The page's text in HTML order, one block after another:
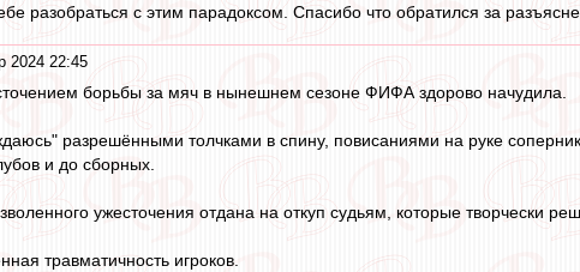
разобраться с этим парадоксом. Спасибо что обратился за
2024 22:45
борьбы за мяч в нынешнем сезоне ФИФА здорово начудила.
разрешёнными толчками в спину, повисаниями на руке
и до сборных.
ужесточения отдана на откуп судьям, которые творчески
травматичность игроков.